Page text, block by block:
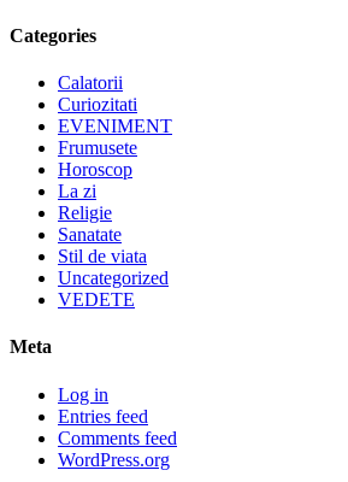
Categories
Calatorii
Curiozitati
EVENIMENT
Frumusete
Horoscop
La zi
Religie
Sanatate
Stil de viata
Uncategorized
VEDETE
Meta
Log in
Entries feed
Comments feed
WordPress.org